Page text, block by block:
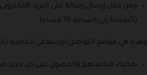
10صباحاً إلى الساعة 10 مساءاً.
وهذه هي مواقع التواصل الإجتماعي الخاصة